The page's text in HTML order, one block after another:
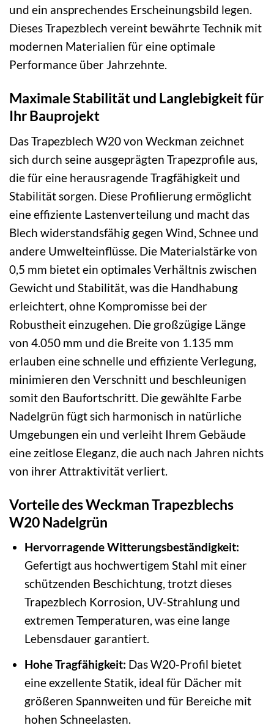
und ein ansprechendes Erscheinungsbild legen.
Dieses Trapezblech vereint bewährte Technik mit
modernen Materialien für eine optimale
Performance über Jahrzehnte.
Maximale Stabilität und Langlebigkeit für
Ihr Bauprojekt
Das Trapezblech W20 von Weckman zeichnet
sich durch seine ausgeprägten Trapezprofile aus,
die für eine herausragende Tragfähigkeit und
Stabilität sorgen. Diese Profilierung ermöglicht
eine effiziente Lastenverteilung und macht das
Blech widerstandsfähig gegen Wind, Schnee und
andere Umwelteinflüsse. Die Materialstärke von
0,5 mm bietet ein optimales Verhältnis zwischen
Gewicht und Stabilität, was die Handhabung
erleichtert, ohne Kompromisse bei der
Robustheit einzugehen. Die großzügige Länge
von 4.050 mm und die Breite von 1.135 mm
erlauben eine schnelle und effiziente Verlegung,
minimieren den Verschnitt und beschleunigen
somit den Baufortschritt. Die gewählte Farbe
Nadelgrün fügt sich harmonisch in natürliche
Umgebungen ein und verleiht Ihrem Gebäude
eine zeitlose Eleganz, die auch nach Jahren nichts
von ihrer Attraktivität verliert.
Vorteile des Weckman Trapezblechs
W20 Nadelgrün
Hervorragende Witterungsbeständigkeit:
Gefertigt aus hochwertigem Stahl mit einer
schützenden Beschichtung, trotzt dieses
Trapezblech Korrosion, UV-Strahlung und
extremen Temperaturen, was eine lange
Lebensdauer garantiert.
Hohe Tragfähigkeit: Das W20-Profil bietet
eine exzellente Statik, ideal für Dächer mit
größeren Spannweiten und für Bereiche mit
hohen Schneelasten.